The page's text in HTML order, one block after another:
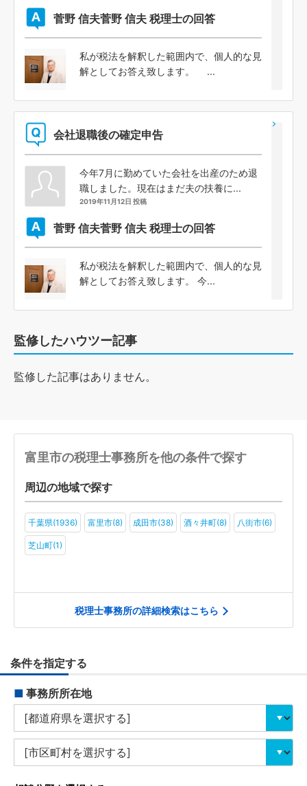
菅野 信夫菅野 信夫 税理士の回答
私が税法を解釈した範囲内で、個人的な見
解としてお答え致します。 ...
会社退職後の確定申告
今年7月に勤めていた会社を出産のため退
職しました。現在はまだ夫の扶養に...
2019年11月12日 投稿
菅野 信夫菅野 信夫 税理士の回答
私が税法を解釈した範囲内で、個人的な見
解としてお答え致します。 今...
監修したハウツー記事
監修した記事はありません。
富里市の税理士事務所を他の条件で探す
周辺の地域で探す
千葉県(1936) 富里市(8) 成田市(38) 酒々井町(8) 八街市(6)
芝山町(1)
税理士事務所の詳細検索はこちら
条件を指定する
■ 事務所所在地